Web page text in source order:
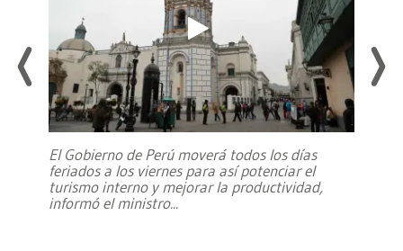
El Gobierno de Perú moverá todos los días
feriados a los viernes para así potenciar el
turismo interno y mejorar la productividad,
informó el ministro...